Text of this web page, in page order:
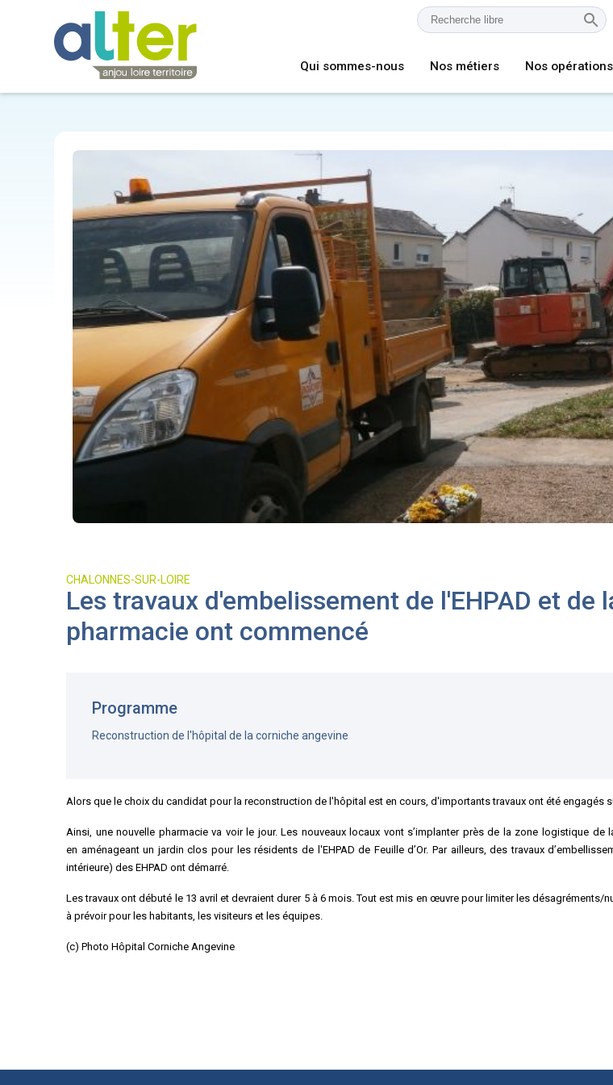
Qui sommes-nous Nos métiers Nos opérations
CHALONNES-SUR-LOIRE
Les travaux d'embelissement de l'EHPAD et de
pharmacie ont commencé
Programme
Reconstruction de l'hôpital de la corniche angevine
Alors que le choix du candidat pour la reconstruction de l'hôpital est en cours, d'importantstravaux ont été engagés
Ainsi, une nouvelle pharmacie va voir le jour. Les nouveaux locaux vont s’implanter près de la zone logistique de
en aménageant un jardin clos pour les résidents de l'EHPAD de Feuille d’Or. Par ailleurs, des travaux
intérieure) des EHPAD ont démarré.
Les travaux ont débuté le 13 avril et devraient durer 5 à 6 mois. Tout est mis en œuvre pour limiter les désagréments/
à prévoir pour les habitants, les visiteurs et les équipes.
(c) Photo Hôpital Corniche Angevine